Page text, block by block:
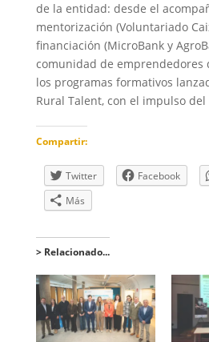
de la entidad: desde el
mentorización (Voluntariado
financiación (MicroBank y
comunidad de emprendedores
los programas formativos
Rural Talent, con el impulso del
Compartir:
Twitter Facebook
Más
> Relacionado...